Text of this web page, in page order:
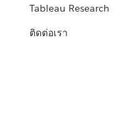
Tableau Research
ติดต่อเรา